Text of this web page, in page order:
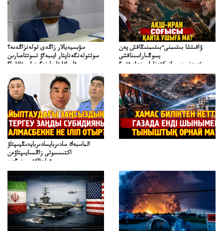
سۋبسيديالار زاڭدى تولەنزاڭدىە؟
سوتتولەنگەناپتار ايىبە؟ۋ تسوتتاعىارىن
قايجاۋاپتارعا نەگىز ايىپتاۋا ما؟
تۇجىرىمدارىنقايتاقاراۋعانەگىزبولاالاما؟
ۋاقىتشا بىتىمنىءبىتىمنىڭاقش پەن
يسوڭىاراسىناقشى
تەپەنىرەسيرانىكتەناراسىنداعىقتى؟
تەكەتىرەسنەلىكتەنقايتاۋشىقتى؟
الماسبەك سادىربايسادىربايدىڭيىپتاۋ
اكتىسسوتى زاڭسىايىپتاۋەن
قولدااكتىسىنىڭەن
ميلليونزاڭسىزدىعىمەنقولدانوسىرىلگەنميلليوندار